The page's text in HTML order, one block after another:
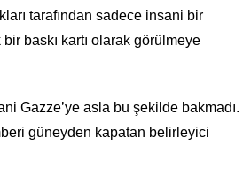
tarafından sadece insani bir
baskı kartı olarak görülmeye
Gazze’ye asla bu şekilde bakmadı.
güneyden kapatan belirleyici